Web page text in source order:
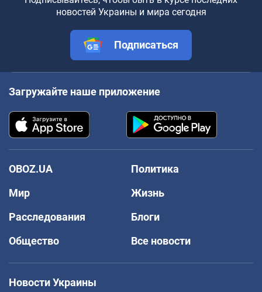
новостей Украины и мира сегодня
Подписаться
Загружайте наше приложение
OBOZ.UA
Политика
Мир
Жизнь
Расследования
Блоги
Общество
Все новости
Новости Украины